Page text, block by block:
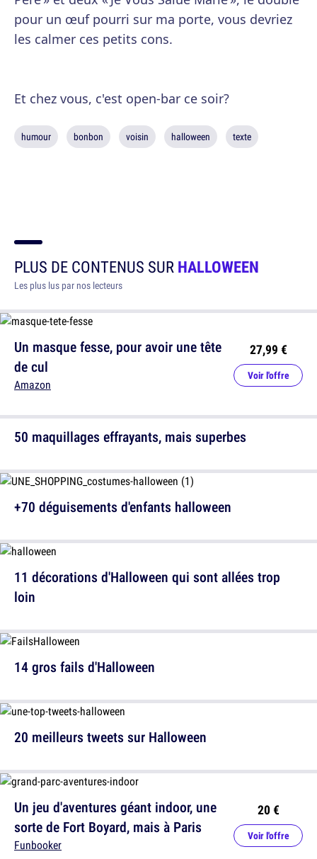
pour un œuf pourri sur ma porte, vous devriez
les calmer ces petits cons.
Et chez vous, c'est open-bar ce soir?
humour bonbon voisin halloween texte
PLUS DE CONTENUS SURHALLOWEEN
Les plus lus par nos lecteurs
Un masque fesse, pour avoir une tête
de cul
Amazon
27,99 €
Voir l'offre
+70 déguisements d'enfants halloween
14 gros fails d'Halloween
Un jeu d'aventures géant indoor, une
sorte de Fort Boyard, mais à Paris
Funbooker
20 €
Voir l'offre
50 maquillages effrayants, mais superbes
11 décorations d'Halloween qui sont allées trop
loin
20 meilleurs tweets sur Halloween